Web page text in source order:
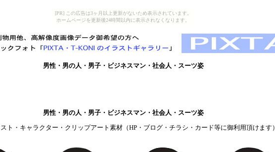
[PR] この広告は3ヶ月以上更新がないため表示されています。
ホームページを更新後24時間以内に表示されなくなります。
男性・男の人・男子・ビジネスマン・社会人・スーツ姿
男性・男の人・男子・ビジネスマン・社会人・スーツ姿
ト・キャラクター・クリップアート素材（HP・ブログ・チラシ・カード等に御利用頂けます）